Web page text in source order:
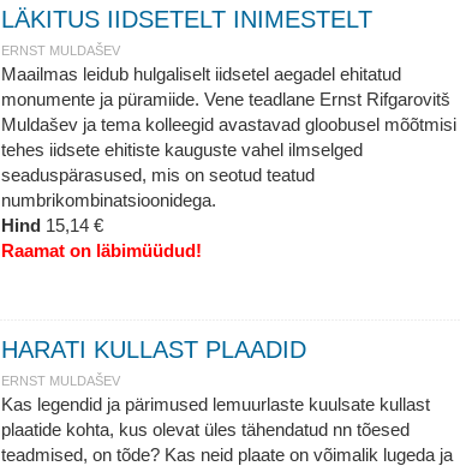
LÄKITUS IIDSETELT INIMESTELT
ERNST MULDAŠEV
Maailmas leidub hulgaliselt iidsetel aegadel ehitatud
monumente ja püramiide. Vene teadlane Ernst Rifgarovitš
Muldašev ja tema kolleegid avastavad gloobusel mõõtmisi
tehes iidsete ehitiste kauguste vahel ilmselged
seaduspärasused, mis on seotud teatud
numbrikombinatsioonidega.
Hind 15,14 €
Raamat on läbimüüdud!
HARATI KULLAST PLAADID
ERNST MULDAŠEV
Kas legendid ja pärimused lemuurlaste kuulsate kullast
plaatide kohta, kus olevat üles tähendatud nn tõesed
teadmised, on tõde? Kas neid plaate on võimalik lugeda ja